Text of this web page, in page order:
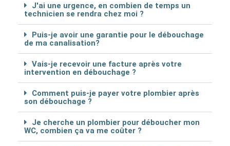
J'ai une urgence, en combien de temps un
technicien se rendra chez moi ?
Puis-je avoir une garantie pour le débouchage
de ma canalisation?
Vais-je recevoir une facture après votre
intervention en débouchage ?
Comment puis-je payer votre plombier après
son débouchage ?
Je cherche un plombier pour déboucher mon
WC, combien ça va me coûter ?